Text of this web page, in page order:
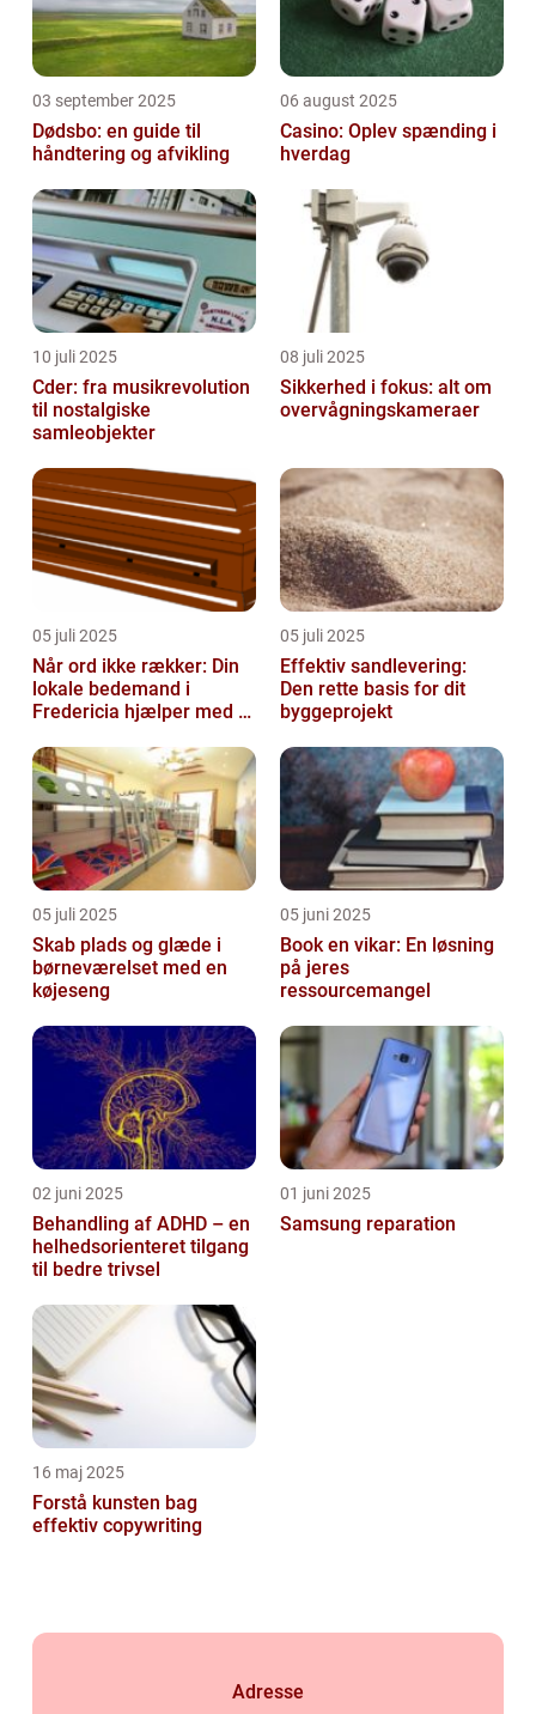
03 september 2025
Dødsbo: en guide til
håndtering og afvikling
06 august 2025
Casino: Oplev spænding i
hverdag
10 juli 2025
Cder: fra musikrevolution
til nostalgiske
samleobjekter
08 juli 2025
Sikkerhed i fokus: alt om
overvågningskameraer
05 juli 2025
Når ord ikke rækker: Din
lokale bedemand i
Fredericia hjælper med at
05 juli 2025
Effektiv sandlevering:
Den rette basis for dit
byggeprojekt
05 juli 2025
Skab plads og glæde i
børneværelset med en
køjeseng
05 juni 2025
Book en vikar: En løsning
på jeres
ressourcemangel
02 juni 2025
Behandling af ADHD – en
helhedsorienteret tilgang
til bedre trivsel
01 juni 2025
Samsung reparation
16 maj 2025
Forstå kunsten bag
effektiv copywriting
Adresse